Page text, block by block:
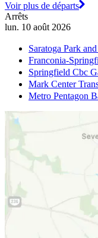
Voir plus de départs
Arrêts
lun. 10 août 2026
Saratoga Park
Franconia-
Springfield Cbc
Mark Center
Metro Pentagon